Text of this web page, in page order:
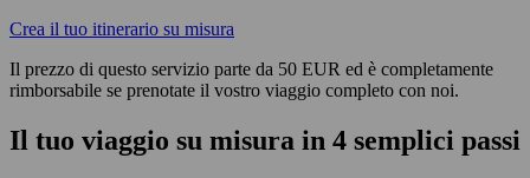
Crea il tuo itinerario su misura
Il prezzo di questo servizio parte da 50 EUR ed è completamente
rimborsabile se prenotate il vostro viaggio completo con noi.
Il tuo viaggio su misura in 4 semplici passi